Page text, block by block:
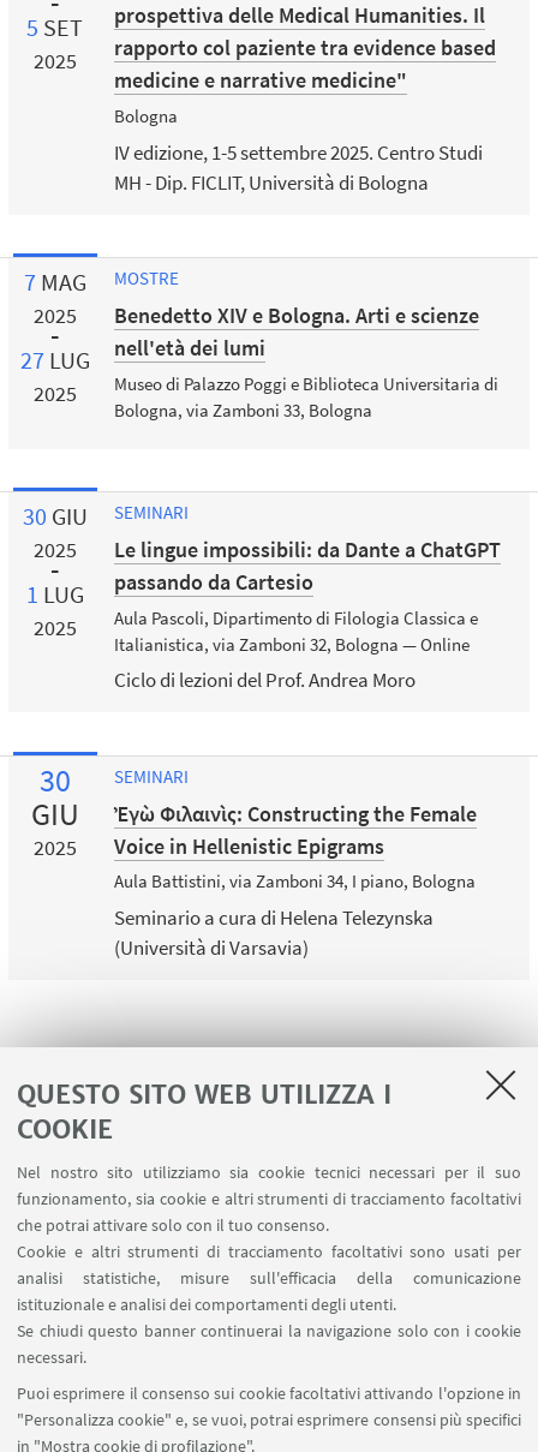
QUESTO SITO WEB UTILIZZA I
COOKIE
Nel nostro sito utilizziamo sia cookie tecnici necessari per il suo
funzionamento, sia cookie e altri strumenti di tracciamento facoltativi
che potrai attivare solo con il tuo consenso.
Cookie e altri strumenti di tracciamento facoltativi sono usati per
analisi statistiche, misure sull'efficacia della comunicazione
istituzionale e analisi dei comportamenti degli utenti.
Se chiudi questo banner continuerai la navigazione solo con i cookie
necessari.
Puoi esprimere il consenso sui cookie facoltativi attivando l'opzione in
"Personalizza cookie" e, se vuoi, potrai esprimere consensi più specifici
in "Mostra cookie di profilazione".
5 SET
2025
prospettiva delle Medical Humanities. Il
rapporto col paziente tra evidence based
medicine e narrative medicine"
Bologna
IV edizione, 1-5 settembre 2025. Centro Studi
MH - Dip. FICLIT, Università di Bologna
7 MAG
2025
27 LUG
2025
MOSTRE
Benedetto XIV e Bologna. Arti e scienze
nell'età dei lumi
Museo di Palazzo Poggi e Biblioteca Universitaria di
Bologna, via Zamboni 33, Bologna
30 GIU
2025
1 LUG
2025
SEMINARI
Le lingue impossibili: da Dante a ChatGPT
passando da Cartesio
Aula Pascoli, Dipartimento di Filologia Classica e
Italianistica, via Zamboni 32, Bologna — Online
Ciclo di lezioni del Prof. Andrea Moro
30
GIU
2025
SEMINARI
Ἐγὼ Φιλαινὶς: Constructing the Female
Voice in Hellenistic Epigrams
Aula Battistini, via Zamboni 34, I piano, Bologna
Seminario a cura di Helena Telezynska
(Università di Varsavia)
...
15
LINK UTILI
Contatti
Area riservata
SEGUI UNIBO SU: